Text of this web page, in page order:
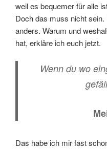
weil es bequemer für alle
Doch das muss nicht
anders. Warum und
hat, erkläre ich euch jetzt.
Wenn du wo
Das habe ich mir fast